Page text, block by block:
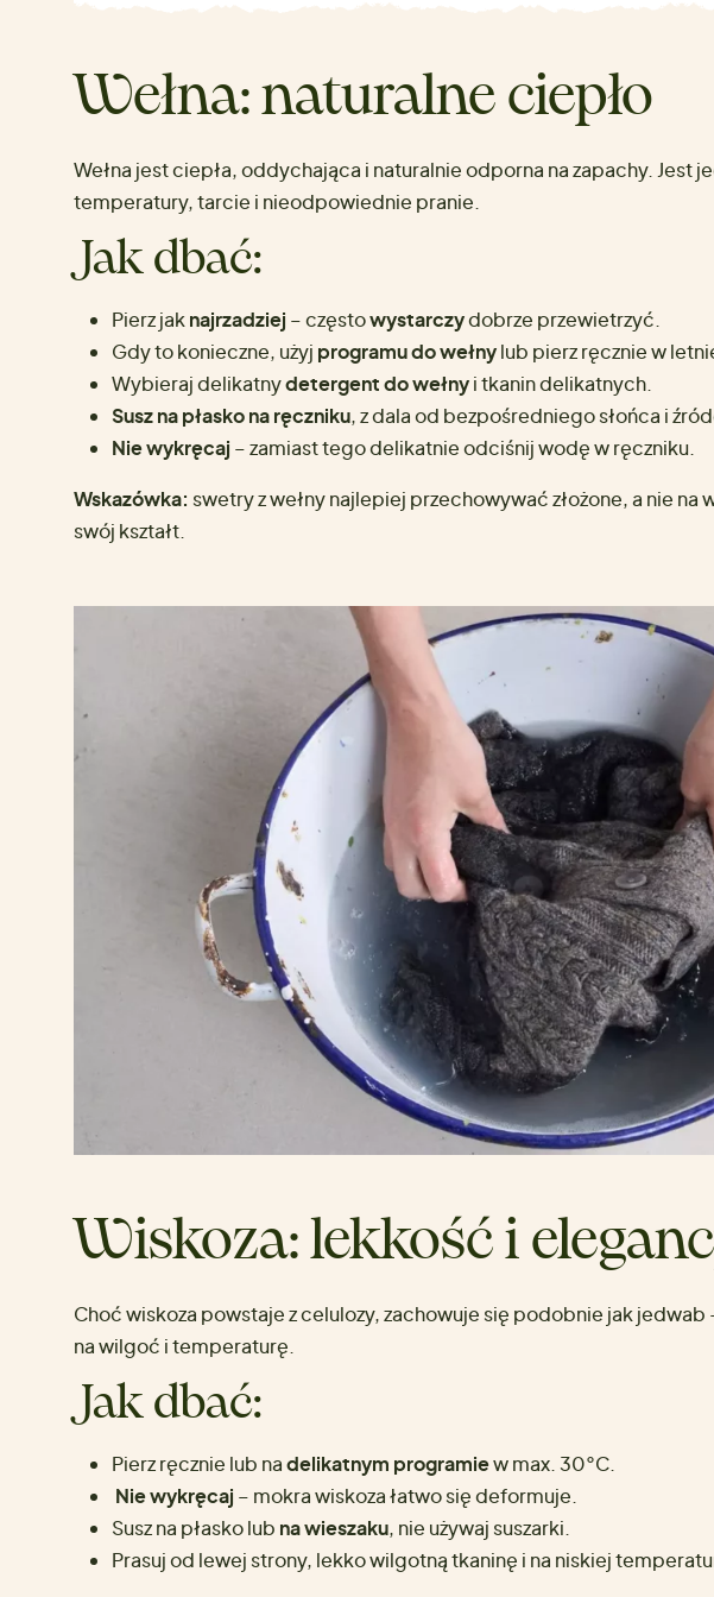
Wełna: naturalne ciepło
Wełna jest ciepła, oddychająca i naturalnie odporna na zapachy. Jest
temperatury, tarcie i nieodpowiednie pranie.
Jak dbać:
Pierz jaknajrzadziej – częstowystarczydobrze przewietrzyć.
Gdy to konieczne, użyj programu do wełnylub pierz ręcznie w
Wybieraj delikatnydetergent do wełnyi tkanin delikatnych.
Susz na płasko na ręczniku, z dala od bezpośredniego słońca i
Nie wykręcaj – zamiast tego delikatnie odciśnij wodę w ręczniku.
Wskazówka: swetry z wełny najlepiej przechowywać złożone, a nie na
swój kształt.
Wiskoza: lekkość i
Choć wiskoza powstaje z celulozy, zachowuje się podobnie jak jedwab
na wilgoć i temperaturę.
Jak dbać:
Pierz ręcznie lub nadelikatnym programiew max. 30°C.
Nie wykręcaj – mokra wiskoza łatwo się deformuje.
Susz na płasko lub na wieszaku, nie używaj suszarki.
Prasuj od lewej strony, lekko wilgotną tkaninę i na niskiej